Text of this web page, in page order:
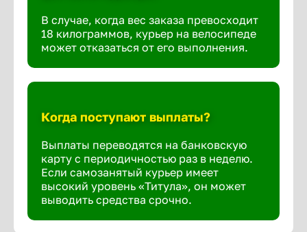
В случае, когда вес заказа превосходит
18 килограммов, курьер на велосипеде
может отказаться от его выполнения.
Когда поступают выплаты?
Выплаты переводятся на банковскую
карту с периодичностью раз в неделю.
Если самозанятый курьер имеет
высокий уровень «Титула», он может
выводить средства срочно.